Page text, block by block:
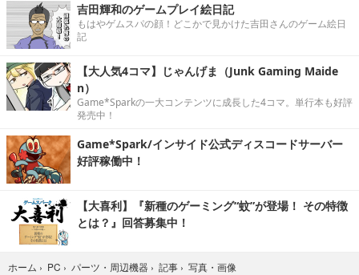
吉田輝和のゲームプレイ絵日記
もはやゲムスパの顔！どこかで見かけた吉田さんのゲーム絵日
記
【大人気4コマ】じゃんげま（Junk Gaming Maide
n）
Game*Sparkの一大コンテンツに成長した4コマ。単行本も好評
発売中！
Game*Spark/インサイド公式ディスコードサーバー
好評稼働中！
【大喜利】『新種のゲーミング“蚊”が登場！ その特徴
とは？』回答募集中！
ホーム › PC › パーツ・周辺機器 › 記事 › 写真・画像